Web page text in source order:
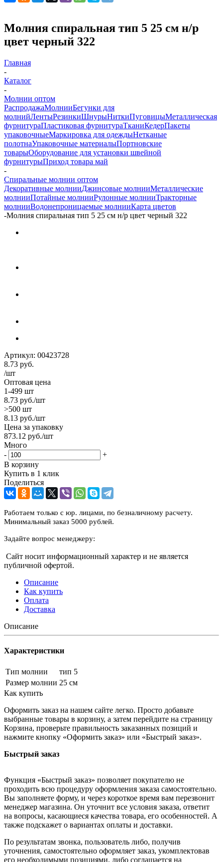
Молния спиральная тип 5 25 см н/р
цвет черный 322
Главная
-
Каталог
-
Молнии оптом
РаспродажаМолнииБегунки для
молнийЛентыРезинкиШнурыНиткиПуговицыМеталлическая
фурнитураПластиковая фурнитураТканиКедерПакеты
упаковочныеМаркировка для одеждыНетканые
полотнаУпаковочные материалыПортновские
товарыОборудование для установки швейной
фурнитурыПриход товара май
-
Спиральные молнии оптом
Декоративные молнииДжинсовые молнииМеталлические
молнииПотайные молнииРулонные молнииТракторные
молнииВодонепроницаемые молнииКарта цветов
-Молния спиральная тип 5 25 см н/р цвет черный 322
Артикул: 00423728
8.73 руб.
/шт
Оптовая цена
1-499 шт
8.73 руб./шт
>500 шт
8.13 руб./шт
Цена за упаковку
873.12 руб./шт
Много
-
+
В корзину
Купить в 1 клик
Поделиться
Работаем только с юр. лицами, по безналичному расчету.
Минимальный заказ 5000 рублей.
Задайте вопрос менеджеру:
Сайт носит информационный характер и не является
публичной офертой.
Описание
Как купить
Оплата
Доставка
Описание
Характеристики
Тип молнии
тип 5
Размер молнии 25 см
Как купить
Оформить заказ на нашем сайте легко. Просто добавьте
выбранные товары в корзину, а затем перейдите на страницу
Корзина, проверьте правильность заказанных позиций и
нажмите кнопку «Оформить заказ» или «Быстрый заказ».
Быстрый заказ
Функция «Быстрый заказ» позволяет покупателю не
проходить всю процедуру оформления заказа самостоятельно.
Вы заполняете форму, и через короткое время вам перезвонит
менеджер магазина. Он уточнит все условия заказа, ответит
на вопросы, касающиеся качества товара, его особенностей. А
также подскажет о вариантах оплаты и доставки.
По результатам звонка, пользователь либо, получив
уточнения, самостоятельно оформляет заказ, укомплектовав
его необходимыми позициями, либо соглашается на